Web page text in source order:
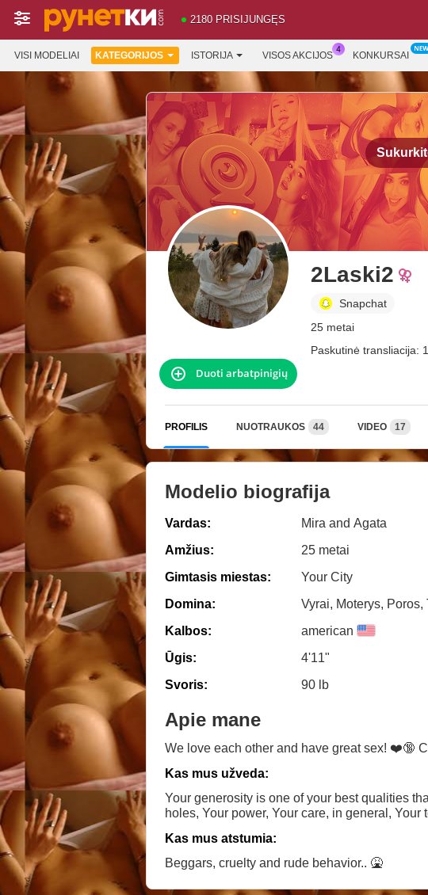
2180 PRISIJUNGĘS
VISI MODELIAI KATEGORIJOS ISTORIJA VISOS AKCIJOS KONKURSAI
2Laski2
Snapchat
25 metai
Paskutinė transliacija:
Duoti arbatpinigių
PROFILIS NUOTRAUKOS 44 VIDEO 17
Modelio biografija
Vardas:
Mira and Agata
Amžius:
25 metai
Gimtasis miestas:
Your City
Domina:
Vyrai, Moterys, Poros,
Kalbos:
american
Ūgis:
4'11"
Svoris:
90 lb
Apie mane
We love each other and have great sex! ❤️🔞
Kas mus užveda:
Your generosity is one of your best qualities
holes, Your power, Your care, in general, Your
Kas mus atstumia:
Beggars, cruelty and rude behavior.. 🤮